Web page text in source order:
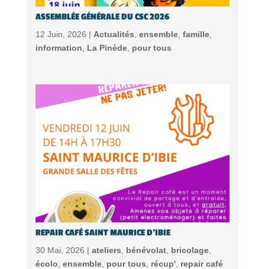
ASSEMBLÉE GÉNÉRALE DU CSC 2026
12 Juin, 2026 | Actualités, ensemble, famille,
information, La Pinède, pour tous
REPAIR CAFÉ SAINT MAURICE D’IBIE
30 Mai, 2026 | ateliers bénévolat, bricolage,
écolo ensemble, pour tous récup', repair café